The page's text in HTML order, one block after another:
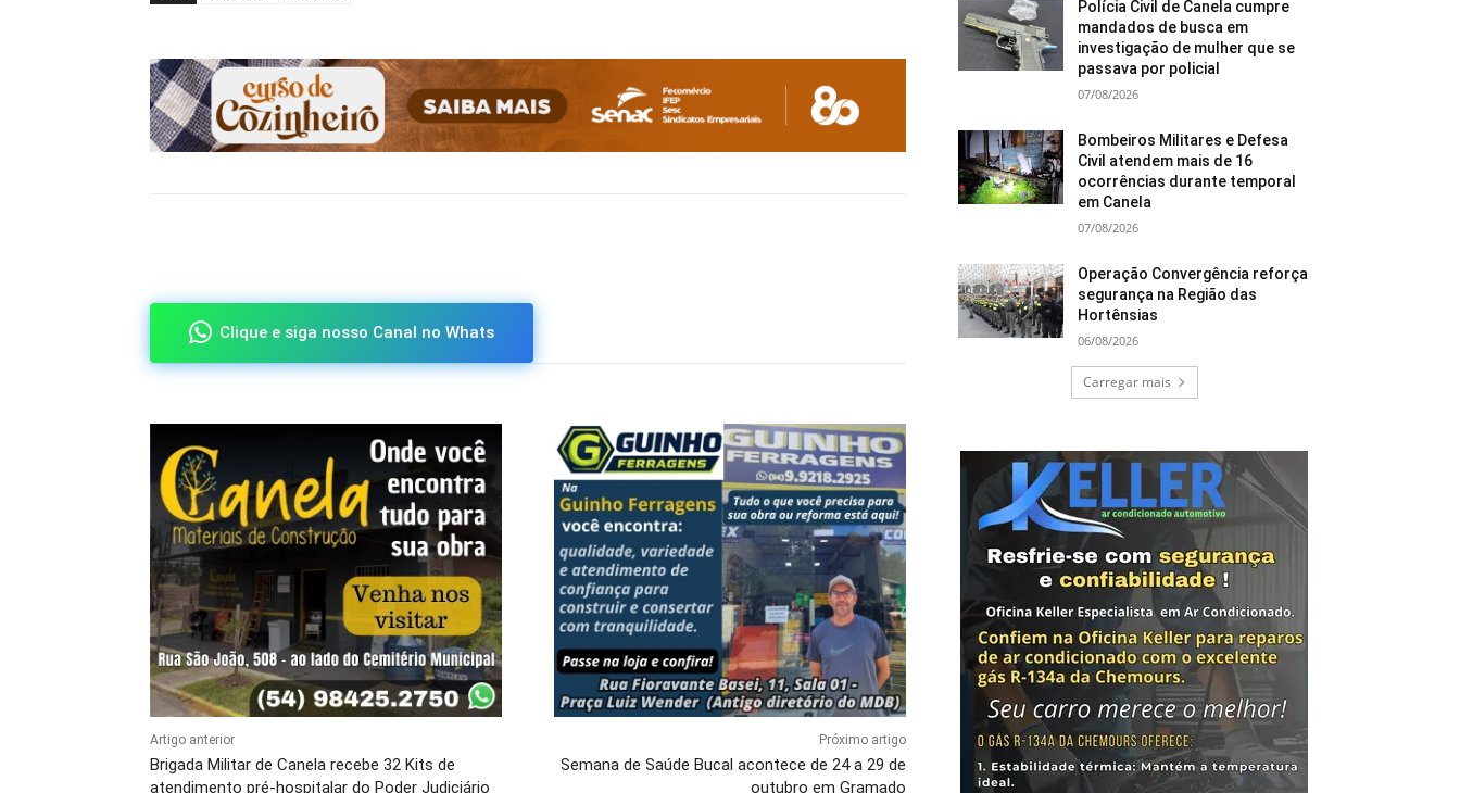
Clique e siga nosso Canal no Whats
Artigo anterior
Brigada Militar de Canela recebe 32 Kits de
atendimento pré-hospitalar do Poder Judiciário
Próximo artigo
Semana de Saúde Bucal acontece de 24 a 29 de
outubro em Gramado
Polícia Civil de Canela cumpre
mandados de busca em
investigação de mulher que se
passava por policial
07/08/2026
Bombeiros Militares e Defesa
Civil atendem mais de 16
ocorrências durante temporal
em Canela
07/08/2026
Operação Convergência reforça
segurança na Região das
Hortênsias
06/08/2026
Carregar mais